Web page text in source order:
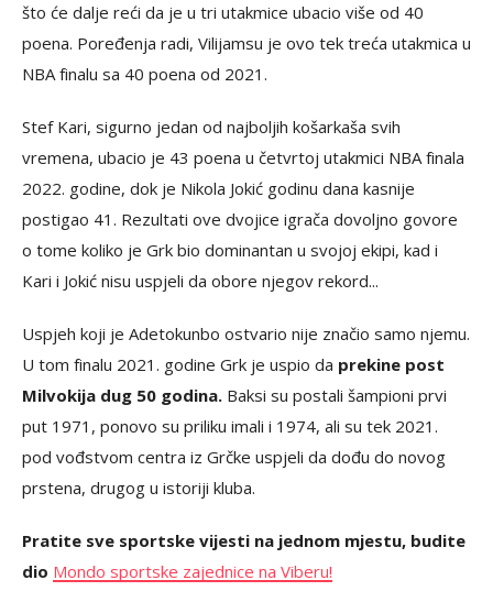
što će dalje reći da je u tri utakmice ubacio više od 40
poena. Poređenja radi, Vilijamsu je ovo tek treća utakmica u
NBA finalu sa 40 poena od 2021.
Stef Kari, sigurno jedan od najboljih košarkaša svih
vremena, ubacio je 43 poena u četvrtoj utakmici NBA finala
2022. godine, dok je Nikola Jokić godinu dana kasnije
postigao 41. Rezultati ove dvojice igrača dovoljno govore
o tome koliko je Grk bio dominantan u svojoj ekipi, kad i
Kari i Jokić nisu uspjeli da obore njegov rekord...
Uspjeh koji je Adetokunbo ostvario nije značio samo njemu.
U tom finalu 2021. godine Grk je uspio da prekine post
Milvokija dug 50 godina. Baksi su postali šampioni prvi
put 1971, ponovo su priliku imali i 1974, ali su tek 2021.
pod vođstvom centra iz Grčke uspjeli da dođu do novog
prstena, drugog u istoriji kluba.
Pratite sve sportske vijesti na jednom mjestu, budite
dio Mondo sportske zajednice na Viberu!